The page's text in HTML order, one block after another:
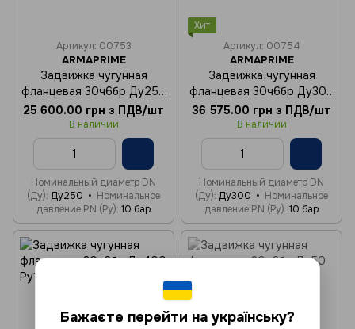
Артикул: 00753
ARMAPRIME
Задвижка чугунная
фланцевая 30ч6бр Ду250
Ру10
25 600.00 грн з ПДВ/шт
В наличии
Номинальный диаметр DN
(Ду) Ду250
Номинальное
давление PN (Ру) 10 бар
Хит
Артикул: 00754
ARMAPRIME
Задвижка чугунная
фланцевая 30ч6бр Ду300
Ру10
36 575.00 грн з ПДВ/шт
В наличии
Номинальный диаметр DN
(Ду) Ду300
Номинальное
давление PN (Ру) 10 бар
Бажаєте перейти на українську?